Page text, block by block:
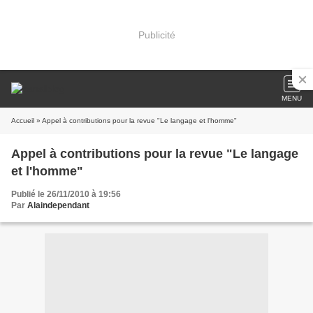
Publicité
MENU
Accueil » Appel à contributions pour la revue "Le langage et l'homme"
Appel à contributions pour la revue "Le langage
et l'homme"
Publié le 26/11/2010 à 19:56
Par Alaindependant